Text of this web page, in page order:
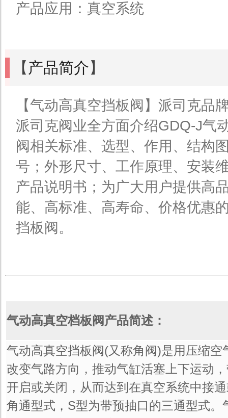
产品应用：真空系统
【 产品简介】
【气动高真空挡板阀】派司克品
派司克阀业全方面介绍GDQ-J气
阀相关标准、选型、作用、结构
号；外形尺寸、工作原理、安装
产品说明书；为广大用户提供高
能、高标准、高寿命、价格优惠
挡板阀。
气动高真空档板阀产品简述：
气动高真空挡板阀(又称角阀)是用压缩
改变气路方向，推动气缸活塞上下运动
开启或关闭，从而达到在真空系统中接
角通型式，S型为带预抽口的三通型式